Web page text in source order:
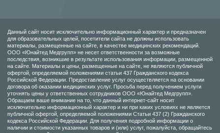
Данный сайт носит исключительно информационный характер и предназначен
для образовательных целей, посетители сайта не должны использовать
материалы, размещенные на сайте, в качестве медицинских рекомендаций.
ООО «Юнайтед Медгрупп» не несет ответственности за возможные
последствия, возникшие в результате использования информации, размещенной
на сайте. Материалы и цены, размещенные на сайте, не являются публичной
офертой, определяемой положениями статьи 437 Гражданского кодекса
Российской Федерации. Предоставление услуг осуществляется на основании
договора об оказании медицинских услуг. Просьба перед получением услуги
уточнять цены у ответственных сотрудников ООО «Юнайтед Медгрупп».
Обращаем ваше внимание на то, что данный интернет-сайт носит
исключительно информационный характер и ни при каких условиях не является
публичной офертой, определяемой положениями Статьи 437 (2) Гражданского
кодекса Российской Федерации. Для получения подробной информации о
наличии и стоимости указанных товаров и (или) услуг, пожалуйста, обращайтесь